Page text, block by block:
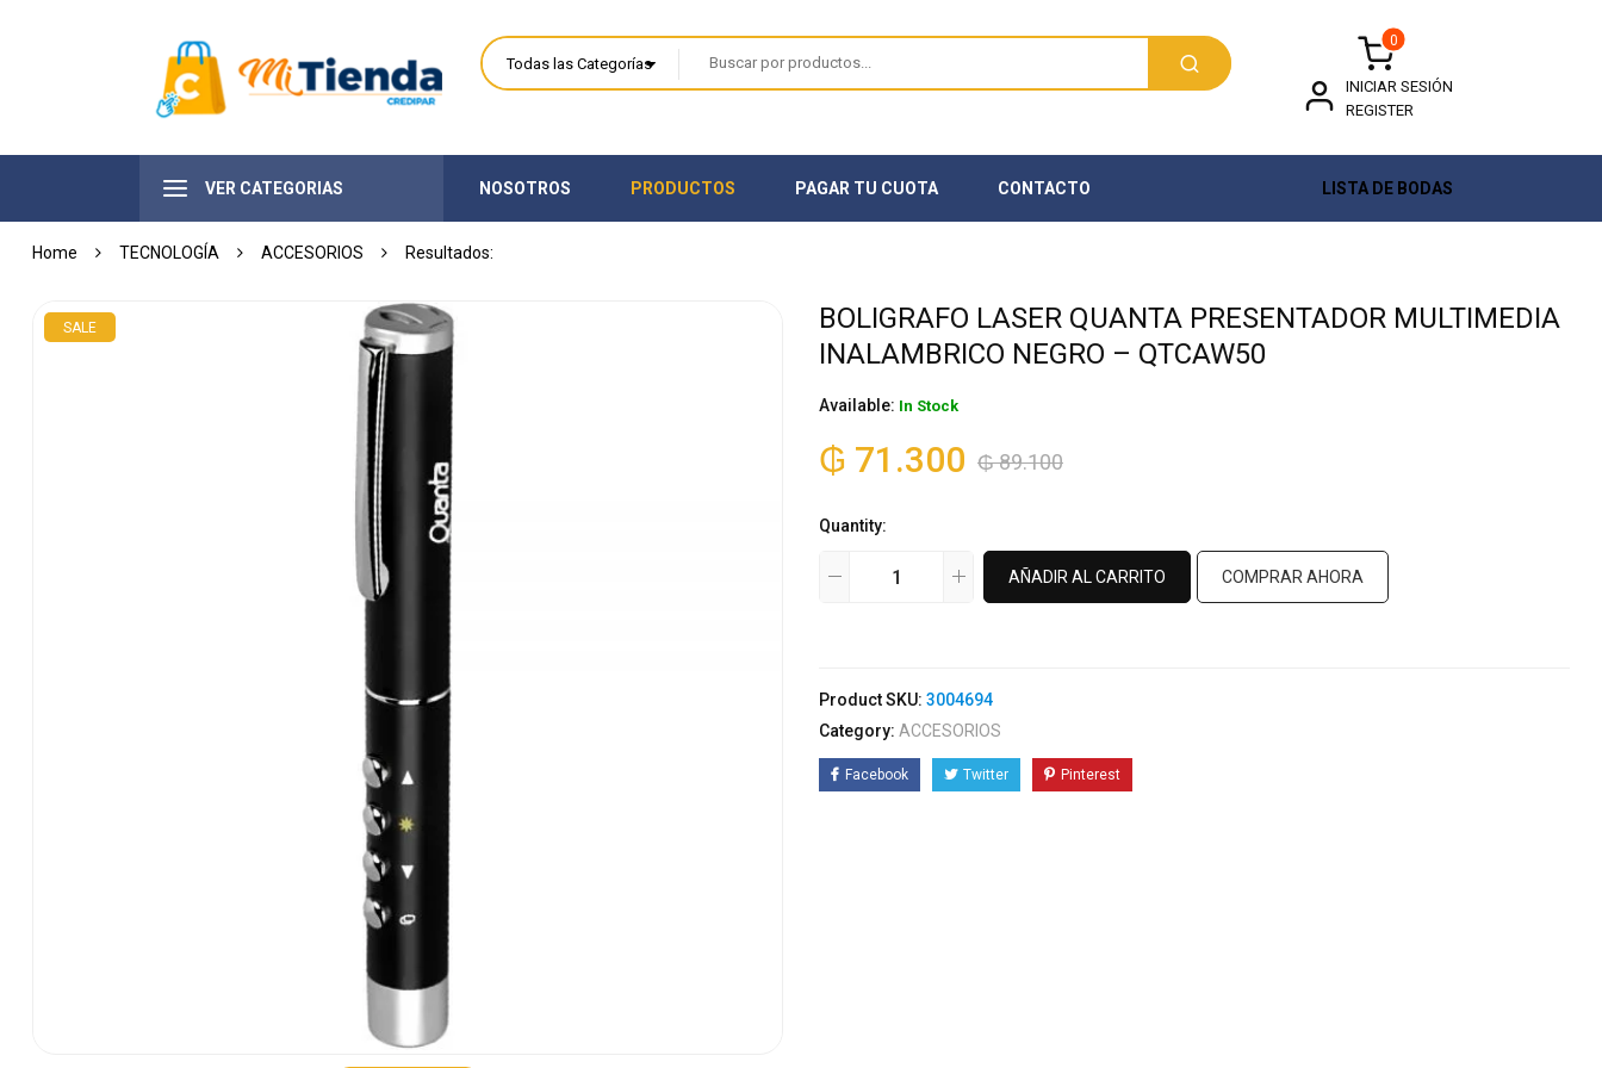
0
INICIAR SESIÓN
REGISTER
VER CATEGORIAS NOSOTROS PRODUCTOS PAGAR TU CUOTA CONTACTO LISTA DE BODAS
Home TECNOLOGÍA ACCESORIOS
SALE
BOLIGRAFO LASER QUANTA PRESENTADOR MULTIMEDIA
INALAMBRICO NEGRO – QTCAW50
Available: In Stock
₲89.100
₲ 71.300
Quantity:
AÑADIR AL CARRITO COMPRAR AHORA
Product SKU: 3004694
Category: ACCESORIOS
Facebook Twitter Pinterest